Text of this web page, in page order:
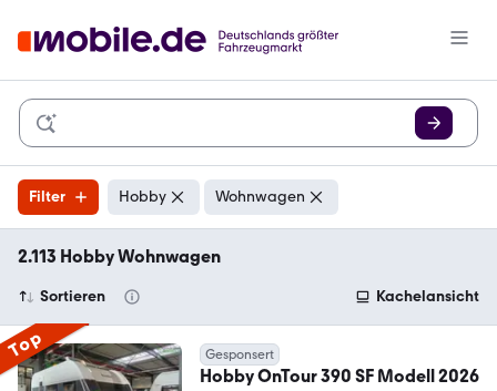
Filter Hobby Wohnwagen
2.113 Hobby Wohnwagen
Sortieren Kachelansicht
Top Gesponsert
Hobby OnTour 390 SF Modell 2026